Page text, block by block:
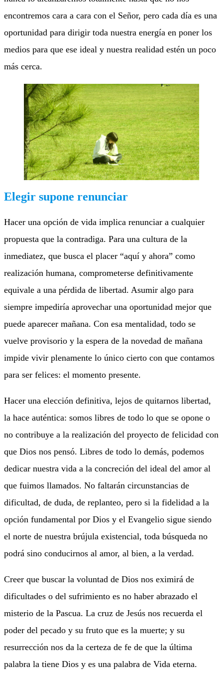
encontremos cara a cara con el Señor, pero cada día es una
oportunidad para dirigir toda nuestra energía en poner los
medios para que ese ideal y nuestra realidad estén un poco
más cerca.
Elegir supone renunciar
Hacer una opción de vida implica renunciar a cualquier
propuesta que la contradiga. Para una cultura de la
inmediatez, que busca el placer “aquí y ahora” como
realización humana, comprometerse definitivamente
equivale a una pérdida de libertad. Asumir algo para
siempre impediría aprovechar una oportunidad mejor que
puede aparecer mañana. Con esa mentalidad, todo se
vuelve provisorio y la espera de la novedad de mañana
impide vivir plenamente lo único cierto con que contamos
para ser felices: el momento presente.
Hacer una elección definitiva, lejos de quitarnos libertad,
la hace auténtica: somos libres de todo lo que se opone o
no contribuye a la realización del proyecto de felicidad con
que Dios nos pensó. Libres de todo lo demás, podemos
dedicar nuestra vida a la concreción del ideal del amor al
que fuimos llamados. No faltarán circunstancias de
dificultad, de duda, de replanteo, pero si la fidelidad a la
opción fundamental por Dios y el Evangelio sigue siendo
el norte de nuestra brújula existencial, toda búsqueda no
podrá sino conducirnos al amor, al bien, a la verdad.
Creer que buscar la voluntad de Dios nos eximirá de
dificultades o del sufrimiento es no haber abrazado el
misterio de la Pascua. La cruz de Jesús nos recuerda el
poder del pecado y su fruto que es la muerte; y su
resurrección nos da la certeza de fe de que la última
palabra la tiene Dios y es una palabra de Vida eterna.